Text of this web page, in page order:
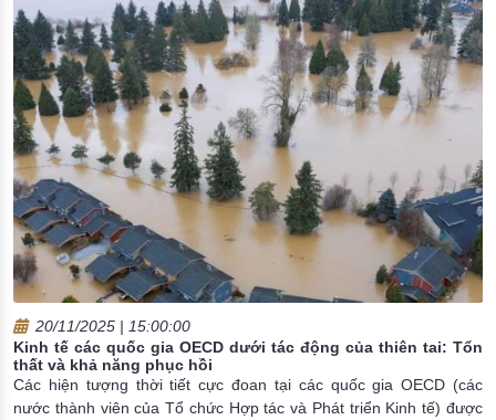
20/11/2025 | 15:00:00
Kinh tế các quốc gia OECD dưới tác động của thiên tai: Tổn
thất và khả năng phục hồi
Các hiện tượng thời tiết cực đoan tại các quốc gia OECD (các
nước thành viên của Tổ chức Hợp tác và Phát triển Kinh tế) được